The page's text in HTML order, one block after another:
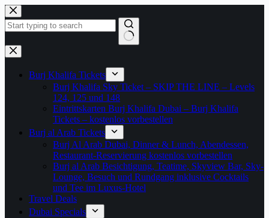
Zum
Inhalt
springen
Keine
Ergebnisse
Burj Khalifa Tickets
Burj Khalifa Sky Ticket – SKIP THE LINE – Levels
124, 125 und 148
Eintrittskarten Burj Khalifa Dubai – Burj Khalifa
Tickets – kostenlos vorbestellen
Burj al Arab Tickets
Burj Al Arab Dubai, Dinner & Lunch, Abendessen,
Restaurant-Reservierung kostenlos vorbestellen
Burj al Arab Besichtigung, Teatime, Skyview Bar, Sky-
Lounge, Besuch und Rundgang inklusive Cocktails
und Tee im Luxus-Hotel
Travel Deals
Dubai Specials